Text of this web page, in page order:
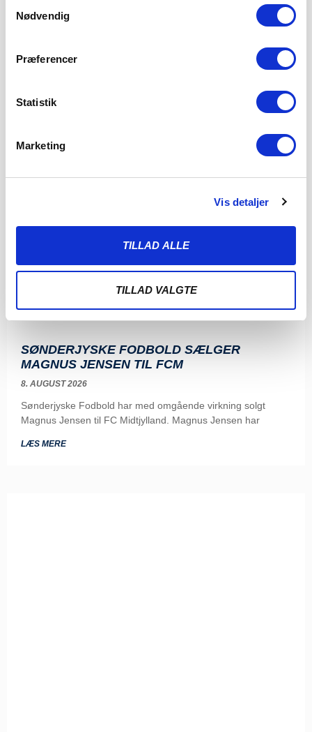
Nødvendig
Præferencer
Statistik
Marketing
Vis detaljer
TILLAD ALLE
TILLAD VALGTE
SØNDERJYSKE FODBOLD SÆLGER
MAGNUS JENSEN TIL FCM
8. AUGUST 2026
Sønderjyske Fodbold har med omgående virkning solgt
Magnus Jensen til FC Midtjylland. Magnus Jensen har
LÆS MERE